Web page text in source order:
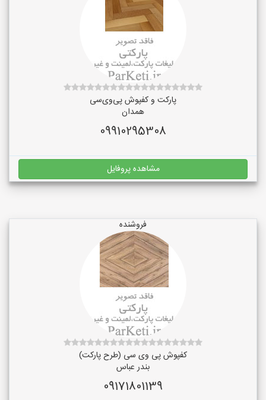
پارکت و کفپوش پی‌وی‌سی
همدان
09910295308
مشاهده پروفایل
فروشنده
کفپوش پی وی سی (طرح پارکت)
بندر عباس
09171801139